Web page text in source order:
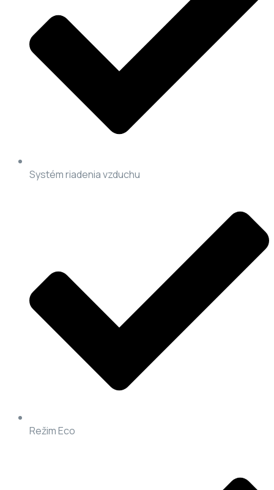
Systém riadenia vzduchu
Režim Eco